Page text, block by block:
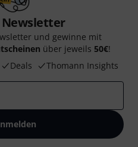
und gewinne mit
über jeweils 50€!
Deals Thomann Insights